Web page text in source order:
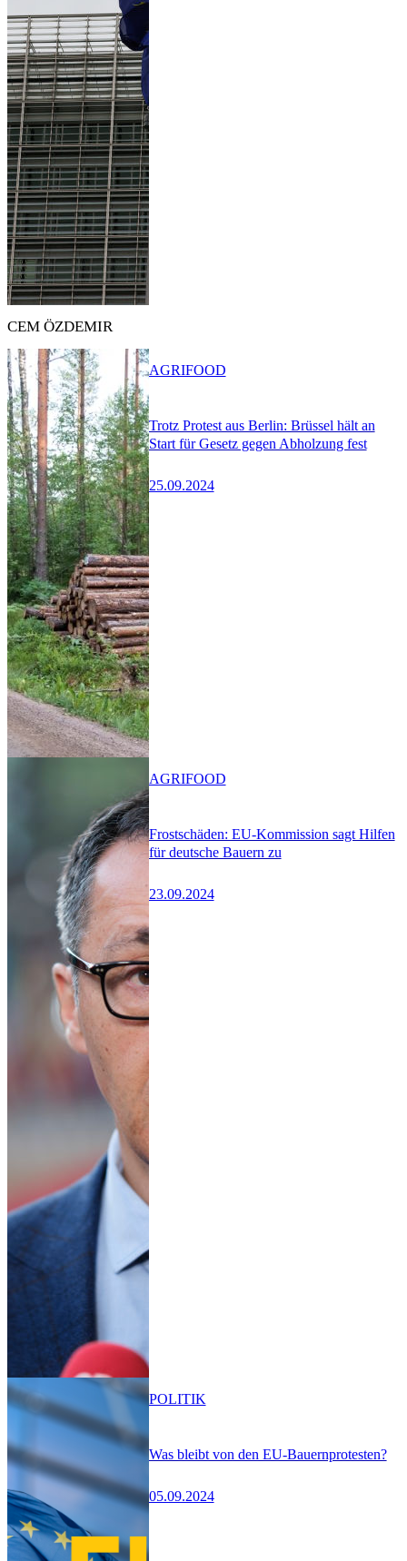
CEM ÖZDEMIR
Trotz Protest aus Berlin: Brüssel hält an
Start für Gesetz gegen Abholzung fest
25.09.2024
AGRIFOOD
Frostschäden: EU-Kommission sagt Hilfen
für deutsche Bauern zu
23.09.2024
AGRIFOOD
Was bleibt von den EU-Bauernprotesten?
05.09.2024
POLITIK